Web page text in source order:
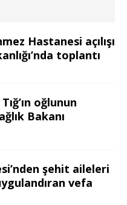
Hastanesi açılışı
toplantı
oğlunun
Bakanı
şehit aileleri
vefa